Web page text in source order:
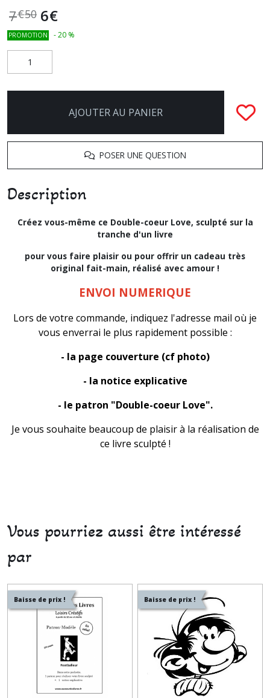
7€50 6€
PROMOTION -20 %
AJOUTER AU PANIER
POSER UNE QUESTION
Description
Créez vous-même ce Double-coeur Love, sculpté sur la
tranche d'un livre
pour vous faire plaisir ou pour offrir un cadeau très
original fait-main, réalisé avec amour !
ENVOI NUMERIQUE
Lors de votre commande, indiquez l'adresse mail où je
vous enverrai le plus rapidement possible :
- la page couverture (cf photo)
- la notice explicative
- le patron "Double-coeur Love".
Je vous souhaite beaucoup de plaisir à la réalisation de
ce livre sculpté !
Vous pourriez aussi être intéressé
par
Baisse de prix ! Baisse de prix !